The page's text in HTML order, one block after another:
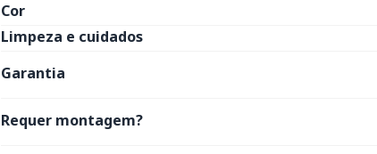
Cor
Limpeza e cuidados
Garantia
Requer montagem?